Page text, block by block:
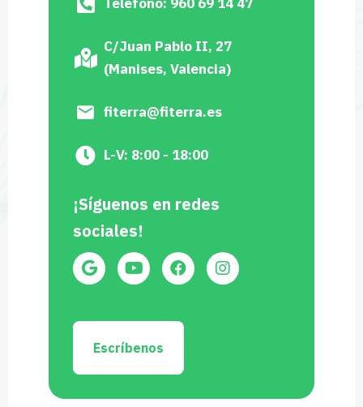
C/Juan Pablo II, 27
(Manises, Valencia)
fiterra@fiterra.es
L-V: 8:00 - 18:00
¡Síguenos en redes
sociales!
Escríbenos